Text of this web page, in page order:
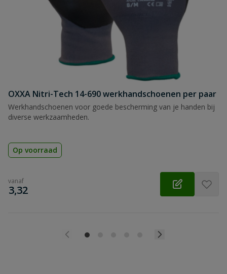
OXXA Nitri-Tech 14-690 werkhandschoenen per paar
Werkhandschoenen voor goede bescherming van je handen bij
diverse werkzaamheden.
Op voorraad
vanaf
€
3,32